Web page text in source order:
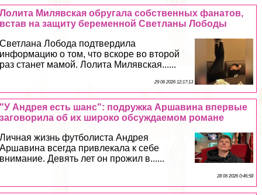
Лолита Милявская обругала собственных фанатов,
встав на защиту беременной Светланы Лободы
Светлана Лобода подтвердила
информацию о том, что вскоре во второй
раз станет мамой. Лолита Милявская......
29 06 2026 12:17:13
"У Андрея есть шанс": подружка Аршавина впервые
заговорила об их широко обсуждаемом романе
Личная жизнь футболиста Андрея
Аршавина всегда привлекала к себе
внимание. Девять лет он прожил в......
28 06 2026 0:46:58